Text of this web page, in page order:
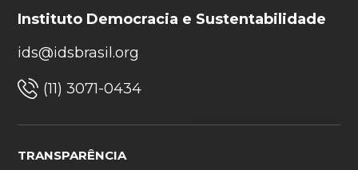
Instituto Democracia e Sustentabilidade
ids@idsbrasil.org
(11) 3071-0434
TRANSPARÊNCIA